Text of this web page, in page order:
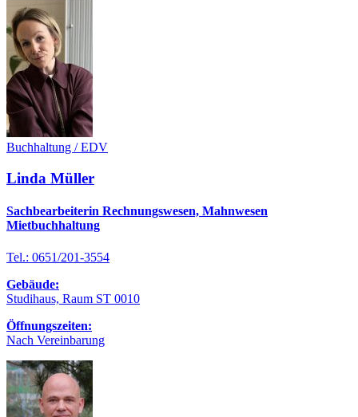
Buchhaltung / EDV
Linda Müller
Sachbearbeiterin Rechnungswesen, Mahnwesen
Mietbuchhaltung
Tel.: 0651/201-3554
Gebäude:
Studihaus, Raum ST 0010
Öffnungszeiten:
Nach Vereinbarung